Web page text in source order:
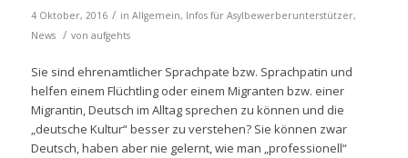
4 Oktober, 2016 / in Allgemein, Infos für Asylbewerberunterstützer,
News
/ von aufgehts
Sie sind ehrenamtlicher Sprachpate bzw. Sprachpatin und
helfen einem Flüchtling oder einem Migranten bzw. einer
Migrantin, Deutsch im Alltag sprechen zu können und die
„deutsche Kultur“ besser zu verstehen? Sie können zwar
Deutsch, haben aber nie gelernt, wie man „professionell“